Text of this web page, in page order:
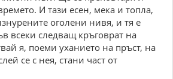
И тази есен, мека и топла,
оголени нивя, и тя е
всеки следващ кръговрат на
я, поеми уханието на пръст, на
се с нея, стани част от